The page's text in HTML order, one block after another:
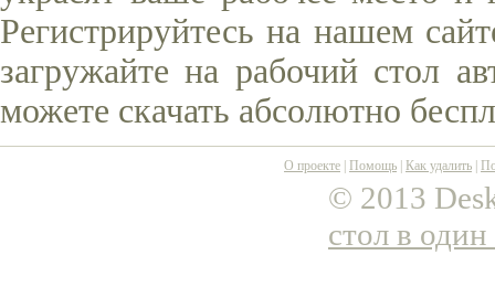
Регистрируйтесь на нашем
загружайте на рабочий стол
можете скачать абсолютно
О проекте Помощь Как удалить
© 2013
стол в